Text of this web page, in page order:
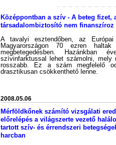
Középpontban a szív - A beteg fizet,
társadalombiztosító nem finanszíroz
A tavalyi esztendőben, az
Magyarországon 70 ezren
megbetegedésben. Hazánkban
szívinfarktussal lehet számolni, mely
rosszabb. Ez a szám megfelelő
drasztikusan csökkenthető lenne.
2008.05.06
Mérföldkőnek számító vizsgálati
előrelépés a világszerte vezető
tartott szív- és érrendszeri
harcban